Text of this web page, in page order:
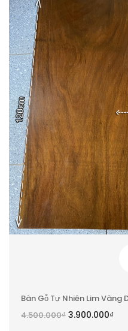
Bàn Gỗ Tự Nhiên Lim Vàng
4.500.000₫ 3.900.000₫